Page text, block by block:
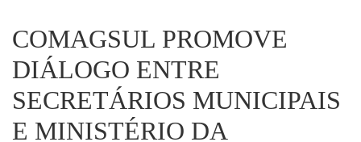
COMAGSUL PROMOVE
DIÁLOGO ENTRE
SECRETÁRIOS MUNICIPAIS
E MINISTÉRIO DA